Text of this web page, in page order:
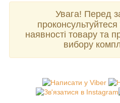
Увага! Перед
проконсультуйтеся
наявності товару та
вибору